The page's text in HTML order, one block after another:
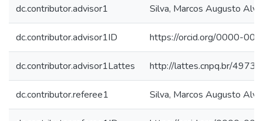
dc.contributor.advisor1 Silva, Marcos Augusto
dc.contributor.advisor1ID https://orcid.org/0000-
dc.contributor.advisor1Lattes http://lattes.cnpq.br/
dc.contributor.referee1 Silva, Marcos Augusto